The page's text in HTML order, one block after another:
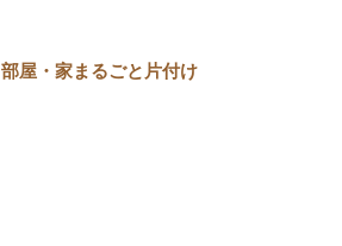
部屋・家まるごと片付け